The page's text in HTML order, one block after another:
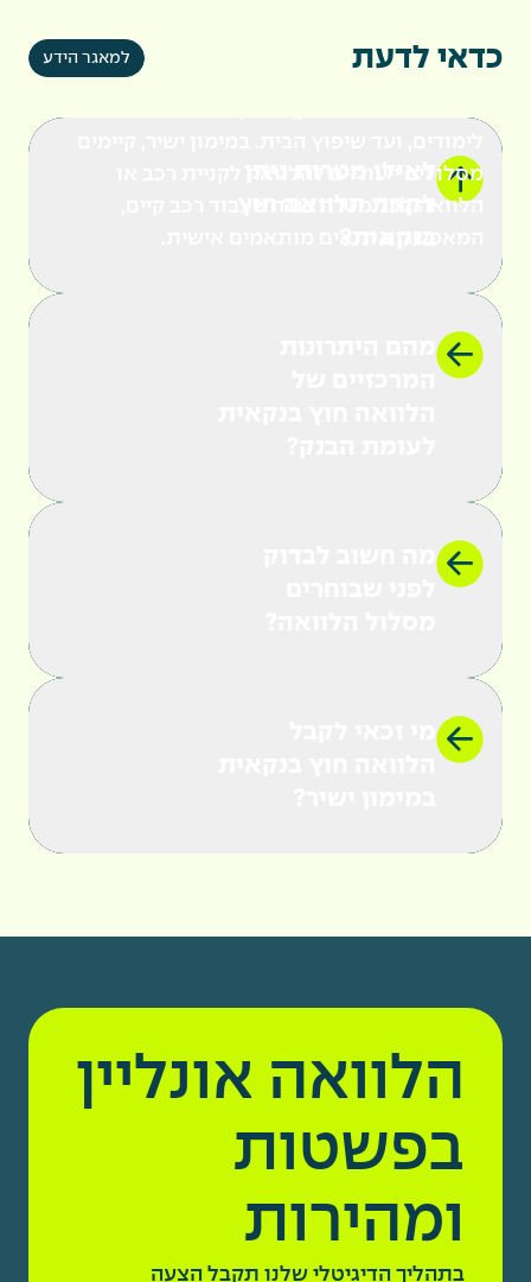
כדאי לדעת למאגר הידע
ניתן לקחת הלוואה חוץ-בנקאית לכל מטרה: החל
מסלולים ייעודיים
הלוואה לכל מטרה
הלוואה אונליין
בפשטות
ומהירות
בתהליך הדיגיטלי שלנו תקבל הצעה